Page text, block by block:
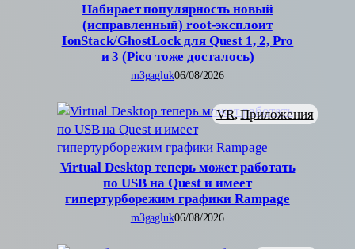
Набирает популярность новый
(исправленный) root-эксплоит
IonStack/GhostLock для Quest 1, 2, Pro
и 3 (Pico тоже досталось)
m3gagluk06/08/2026
Virtual Desktop теперь может работать
по USB на Quest и имеет
гипертурборежим графики Rampage
VR, Приложения
m3gagluk06/08/2026